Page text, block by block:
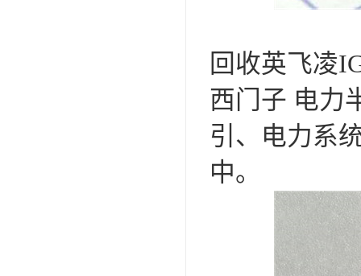
回收英飞凌
西门子 电力
引、电力系
中。